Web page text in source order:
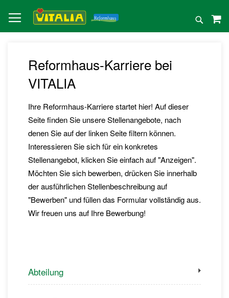
zum
Inhalt
Suche
Reformhaus-Karriere bei
VITALIA
Ihre Reformhaus-Karriere startet hier! Auf dieser
Seite finden Sie unsere Stellenangebote, nach
denen Sie auf der linken Seite filtern können.
Interessieren Sie sich für ein konkretes
Stellenangebot, klicken Sie einfach auf "Anzeigen".
Möchten Sie sich bewerben, drücken Sie innerhalb
der ausführlichen Stellenbeschreibung auf
"Bewerben" und füllen das Formular vollständig aus.
Wir freuen uns auf Ihre Bewerbung!
Abteilung